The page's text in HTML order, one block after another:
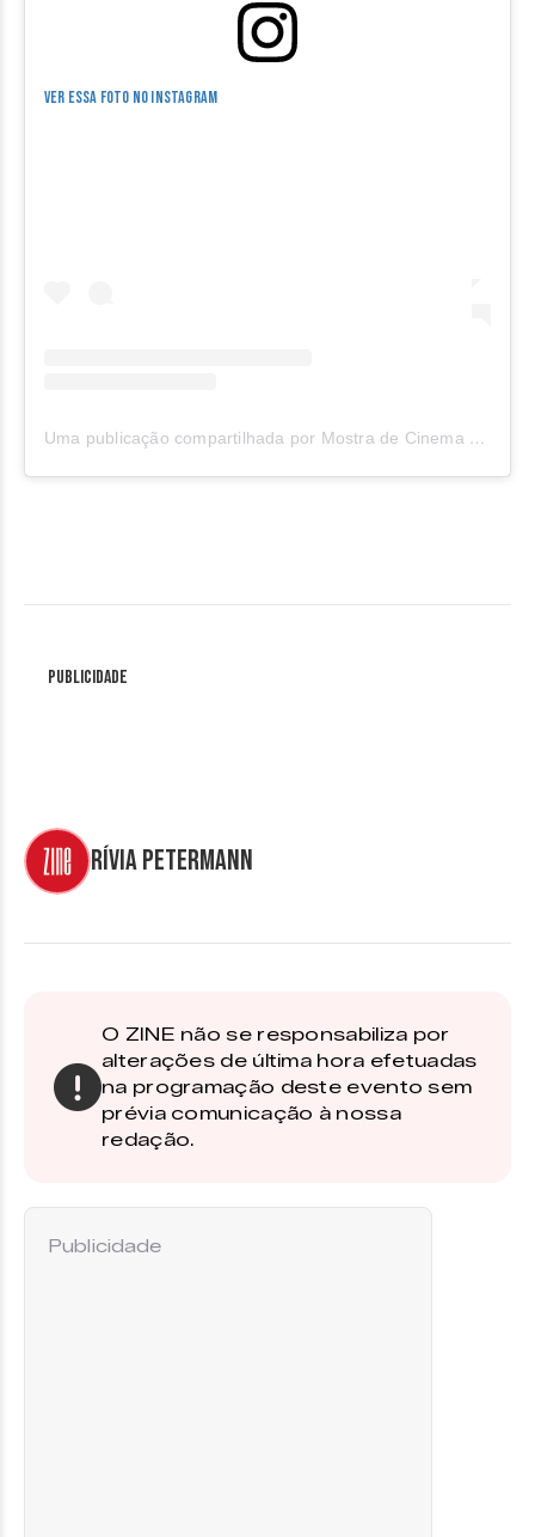
Ver essa foto no Instagram
Uma publicação compartilhada por Mostra de Cinema de Ibitipoca (@mostradecinemadeibitipoca)
Publicidade
Rívia Petermann
O ZINE não se responsabiliza por
alterações de última hora efetuadas
na programação deste evento sem
prévia comunicação à nossa
redação.
Publicidade